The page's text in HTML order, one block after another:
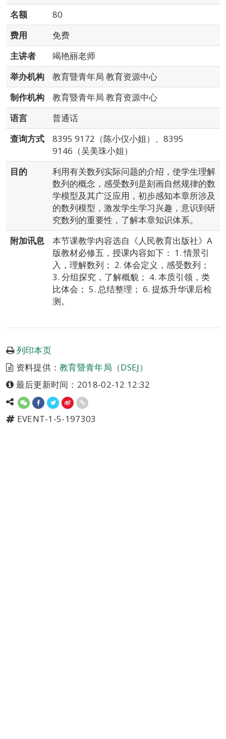
名额
80
费用
免费
主讲者
竭艳丽老师
举办机构
教育暨青年局 教育资源中心
制作机构
教育暨青年局 教育资源中心
语言
普通话
查询方式
8395 9172（陈小仪小姐）、8395
9146（吴美珠小姐）
目的
利用有关数列实际问题的介绍，使学生理解
数列的概念，感受数列是刻画自然规律的数
学模型及其广泛应用，初步感知本章所涉及
的数列模型，激发学生学习兴趣，意识到研
究数列的重要性，了解本章知识体系。
附加讯息
本节课教学内容选自《人民教育出版社》A
版教材必修五，授课内容如下： 1. 情景引
入，理解数列； 2. 体会定义，感受数列；
3. 分组探究，了解概貌； 4. 本质引领，类
比体会； 5. 总结整理； 6. 提炼升华课后检
测。
列印本页
资料提供：教育暨青年局（DSEJ）
最后更新时间：2018-02-12 12:32
EVENT-1-5-197303